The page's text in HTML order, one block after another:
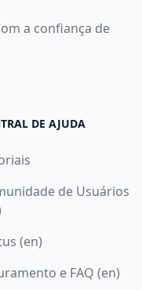
a confiança de
DE AJUDA
de Usuários
(en)
e FAQ (en)